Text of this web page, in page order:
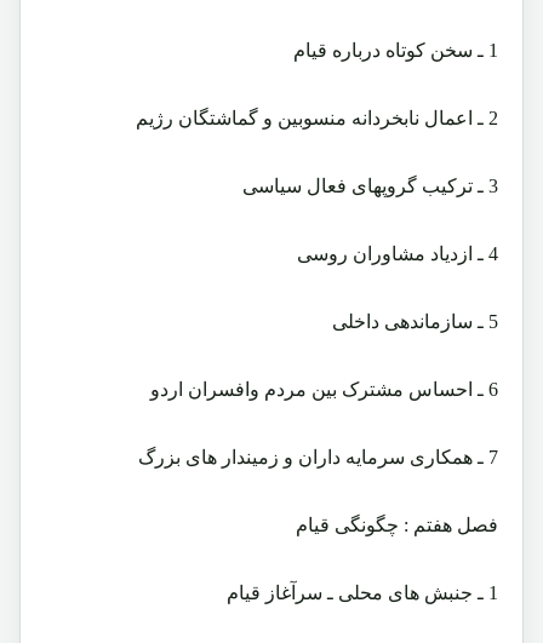
1 ـ سخن کوتاه درباره قیام
2 ـ اعمال نابخردانه منسوبین و گماشتگان رژیم
3 ـ ترکیب گروپهای فعال سیاسی
4 ـ ازدیاد مشاوران روسی
5 ـ سازماندهی داخلی
6 ـ احساس مشترک بین مردم وافسران اردو
7 ـ همکاری سرمایه داران و زمیندار های بزرگ
فصل هفتم : چگونگی قیام
1 ـ جنبش های محلی ـ سرآغاز قیام